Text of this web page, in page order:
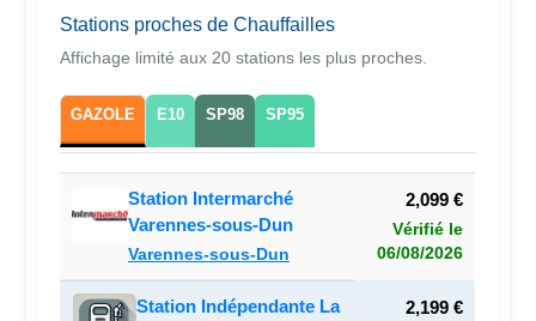
Stations proches de Chauffailles
Affichage limité aux 20 stations les plus proches.
GAZOLE E10 SP98 SP95
Station Intermarché
Varennes-sous-Dun
Varennes-sous-Dun
2,099 €
Vérifié le
06/08/2026
Station Indépendante La
2,199 €